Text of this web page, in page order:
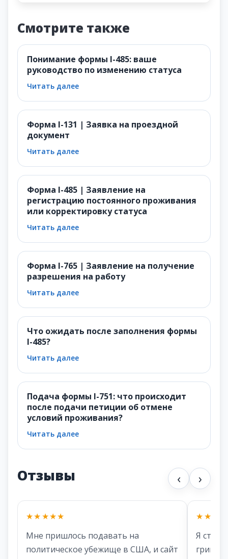
Смотрите также
Понимание формы I-485: ваше
руководство по изменению статуса
Читать далее
Форма I-131 | Заявка на проездной
документ
Читать далее
Форма I-485 | Заявление на
регистрацию постоянного проживания
или корректировку статуса
Читать далее
Форма I-765 | Заявление на получение
разрешения на работу
Читать далее
Что ожидать после заполнения формы
I-485?
Читать далее
Подача формы I-751: что происходит
после подачи петиции об отмене
условий проживания?
Читать далее
Отзывы ‹ ›
★★★★★
Мне пришлось подавать на
политическое убежище в США, и сайт
Я
грин-